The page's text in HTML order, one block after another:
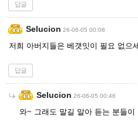
답글
Selucion 26-06-05 00:08
저희 아버지들은 베갯잇이 필요 없으
답글
Selucion 26-06-05 00:46
와~ 그래도 말길 알아 듣는 분들이